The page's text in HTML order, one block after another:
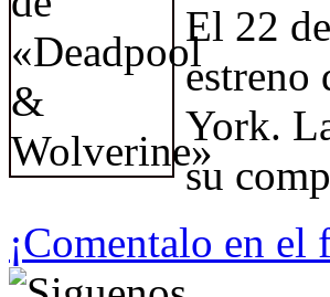
El 22
estreno
York.
su
¡Comentalo en el